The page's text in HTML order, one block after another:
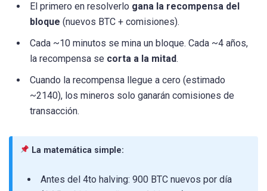
El primero en resolverlo gana la recompensa del
bloque (nuevos BTC + comisiones).
Cada ~10 minutos se mina un bloque. Cada ~4 años,
la recompensa se corta a la mitad.
Cuando la recompensa llegue a cero (estimado
~2140), los mineros solo ganarán comisiones de
transacción.
La matemática simple:
Antes del 4to halving: 900 BTC nuevos por día